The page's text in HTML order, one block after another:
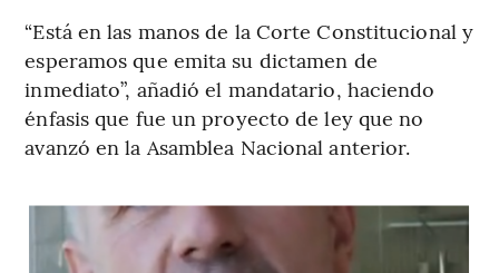
“Está en las manos de la Corte Constitucional y
esperamos que emita su dictamen de
inmediato”, añadió el mandatario, haciendo
énfasis que fue un proyecto de ley que no
avanzó en la Asamblea Nacional anterior.